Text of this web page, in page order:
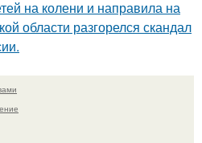
на колени и направила на
области разгорелся скандал